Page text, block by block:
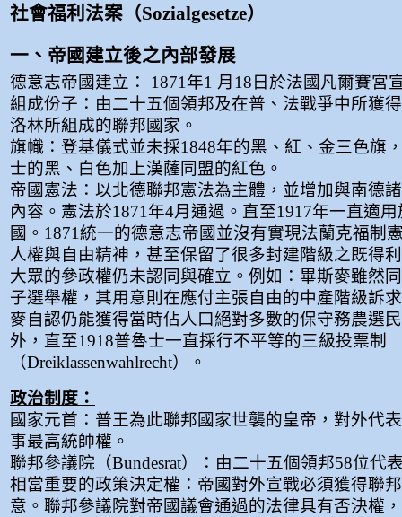
社會福利法案（Sozialgesetze）
一、帝國建立後之內部發展
德意志帝國建立： 1871年1 月18日於法國凡爾賽宮
組成份子：由二十五個領邦及在普、法戰爭中所獲
洛林所組成的聯邦國家。
旗幟：登基儀式並未採1848年的黑、紅、金三色旗
士的黑、白色加上漢薩同盟的紅色。
帝國憲法：以北德聯邦憲法為主體，並增加與南德
內容。憲法於1871年4月通過。直至1917年一直適
國。1871統一的德意志帝國並沒有實現法蘭克福制
人權與自由精神，甚至保留了很多封建階級之既得
大眾的參政權仍未認同與確立。例如：畢斯麥雖然
子選舉權，其用意則在應付主張自由的中產階級訴
麥自認仍能獲得當時佔人口絕對多數的保守務農選
外，直至1918普魯士一直採行不平等的三級投票制
（Dreiklassenwahlrecht）。
政治制度：
國家元首：普王為此聯邦國家世襲的皇帝，對外代
事最高統帥權。
聯邦參議院（Bundesrat）：由二十五個領邦58位代
相當重要的政策決定權：帝國對外宣戰必須獲得聯
意。聯邦參議院對帝國議會通過的法律具有否決權